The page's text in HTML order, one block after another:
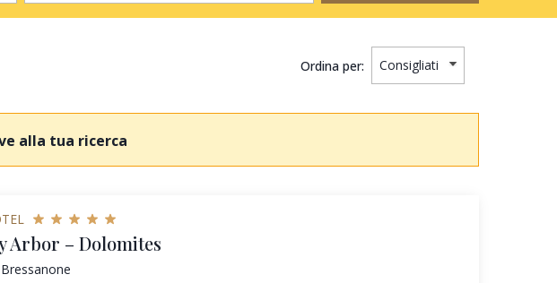
Ordina per:
alla tua ricerca
Arbor – Dolomites
Bressanone